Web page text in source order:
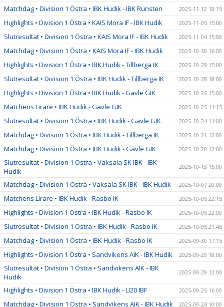
Matchdag • Division 1 Östra • IBK Hudik - IBK Runsten 2025-11-12 18:15
Highlights • Division 1 Östra • KAIS Mora IF - IBK Hudik 2025-11-05 15:00
Slutresultat • Division 1 Östra • KAIS Mora IF - IBK Hudik 2025-11-04 15:00
Matchdag • Division 1 Östra • KAIS Mora IF - IBK Hudik 2025-10-30 16:00
Highlights • Division 1 Östra • IBK Hudik - Tillberga IK 2025-10-29 15:00
Slutresultat • Division 1 Östra • IBK Hudik - Tillberga IK 2025-10-28 18:00
Highlights • Division 1 Östra • IBK Hudik - Gävle GIK 2025-10-26 15:00
Matchens Lirare • IBK Hudik - Gävle GIK 2025-10-25 11:15
Slutresultat • Division 1 Östra • IBK Hudik - Gävle GIK 2025-10-24 11:00
Matchdag • Division 1 Östra • IBK Hudik - Tillberga IK 2025-10-21 12:00
Matchdag • Division 1 Östra • IBK Hudik - Gävle GIK 2025-10-20 12:00
Slutresultat • Division 1 Östra • Vaksala SK IBK - IBK
Hudik
2025-10-13 15:00
Matchdag • Division 1 Östra • Vaksala SK IBK - IBK Hudik 2025-10-07 20:00
Matchens Lirare • IBK Hudik - Rasbo IK 2025-10-05 22:15
Highlights • Division 1 Östra • IBK Hudik - Rasbo IK 2025-10-05 22:00
Slutresultat • Division 1 Östra • IBK Hudik - Rasbo IK 2025-10-05 21:45
Matchdag • Division 1 Östra • IBK Hudik - Rasbo IK 2025-09-30 17:15
Highlights • Division 1 Östra • Sandvikens AIK - IBK Hudik 2025-09-29 18:00
Slutresultat • Division 1 Östra • Sandvikens AIK - IBK
Hudik
2025-09-29 12:00
Highlights • Division 1 Östra • IBK Hudik - LI20 IBF 2025-09-25 16:00
Matchdag • Division 1 Östra • Sandvikens AIK - IBK Hudik 2025-09-24 10:00